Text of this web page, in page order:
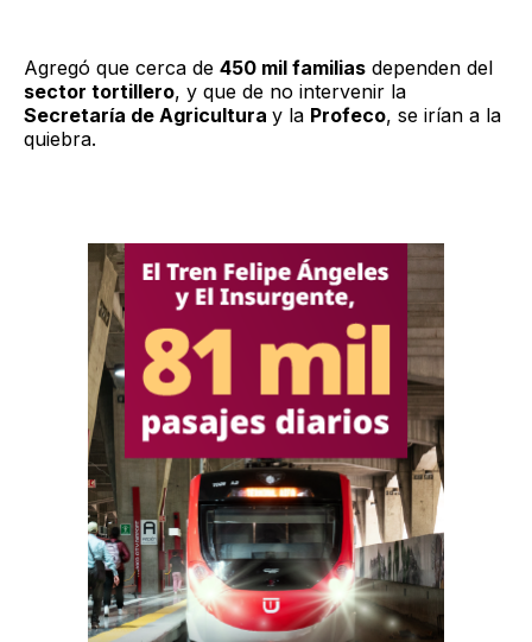
Agregó que cerca de 450 mil familias dependen del
sector tortillero, y que de no intervenir la
Secretaría de Agricultura y la Profeco, se irían a la
quiebra.